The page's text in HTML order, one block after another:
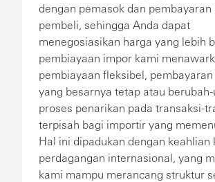
dengan pemasok dan pembayaran
pembeli, sehingga Anda dapat
menegosiasikan harga yang lebih
pembiayaan impor kami
pembiayaan fleksibel,
yang besarnya tetap atau
proses penarikan pada transaksi-
terpisah bagi importir yang
Hal ini dipadukan dengan keahlian
perdagangan internasional, yang
kami mampu merancang struktur